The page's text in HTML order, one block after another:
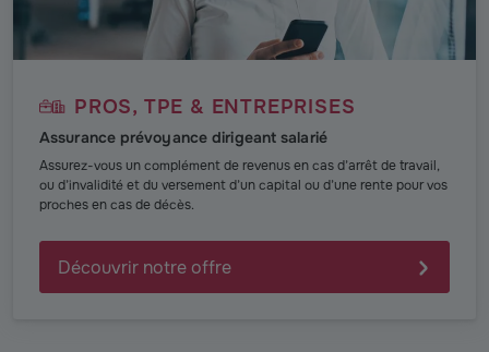
PROS, TPE & ENTREPRISES
Assurance prévoyance dirigeant salarié
Assurez-vous un complément de revenus en cas d’arrêt de travail,
ou d’invalidité et du versement d’un capital ou d’une rente pour vos
proches en cas de décès.
Découvrir notre offre